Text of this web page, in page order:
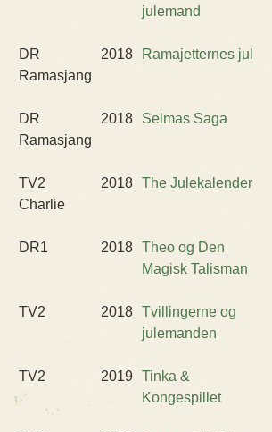
julemand
DR
Ramasjang
2018 Ramajetternes jul
DR
Ramasjang
2018 Selmas Saga
TV2
Charlie
2018 The Julekalender
DR1 2018 Theo og Den
Magisk Talisman
TV2 2018 Tvillingerne og
julemanden
TV2 2019 Tinka &
Kongespillet